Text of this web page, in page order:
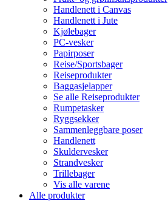
Handlenett i Canvas
Handlenett i Jute
Kjølebager
PC-vesker
Papirposer
Reise/Sportsbager
Reiseprodukter
Baggasjelapper
Se alle Reiseprodukter
Rumpetasker
Ryggsekker
Sammenleggbare poser
Handlenett
Skuldervesker
Strandvesker
Trillebager
Vis alle varene
Alle produkter